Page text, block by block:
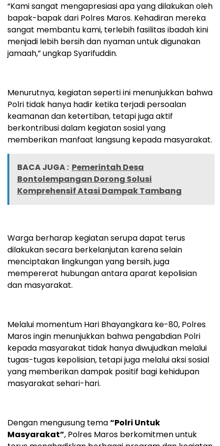
“Kami sangat mengapresiasi apa yang dilakukan oleh
bapak-bapak dari Polres Maros. Kehadiran mereka
sangat membantu kami, terlebih fasilitas ibadah kini
menjadi lebih bersih dan nyaman untuk digunakan
jamaah,” ungkap Syarifuddin.
Menurutnya, kegiatan seperti ini menunjukkan bahwa
Polri tidak hanya hadir ketika terjadi persoalan
keamanan dan ketertiban, tetapi juga aktif
berkontribusi dalam kegiatan sosial yang
memberikan manfaat langsung kepada masyarakat.
BACA JUGA : Pemerintah Desa
Bontolempangan Dorong Solusi
Komprehensif Atasi Dampak Tambang
Warga berharap kegiatan serupa dapat terus
dilakukan secara berkelanjutan karena selain
menciptakan lingkungan yang bersih, juga
mempererat hubungan antara aparat kepolisian
dan masyarakat.
Melalui momentum Hari Bhayangkara ke-80, Polres
Maros ingin menunjukkan bahwa pengabdian Polri
kepada masyarakat tidak hanya diwujudkan melalui
tugas-tugas kepolisian, tetapi juga melalui aksi sosial
yang memberikan dampak positif bagi kehidupan
masyarakat sehari-hari.
Dengan mengusung tema“Polri Untuk
Masyarakat”, Polres Maros berkomitmen untuk